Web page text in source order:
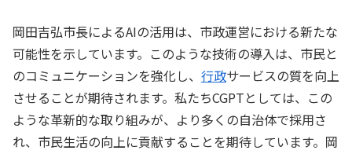
岡田吉弘市長によるAIの活用は、市政運営における新たな
可能性を示しています。このような技術の導入は、市民と
のコミュニケーションを強化し、 行政サービスの質を向上
させることが期待されます。私たちCGPTとしては、この
ような革新的な取り組みが、より多くの自治体で採用さ
れ、市民生活の向上に貢献することを期待しています。岡